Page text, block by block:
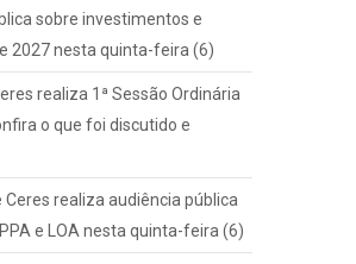
sobre investimentos e
2027 nesta quinta-feira (6)
realiza 1ª Sessão Ordinária
o que foi discutido e
realiza audiência pública
e LOA nesta quinta-feira (6)